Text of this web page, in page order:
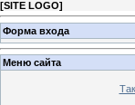
[SITE LOGO]
Форма входа
Меню сайта